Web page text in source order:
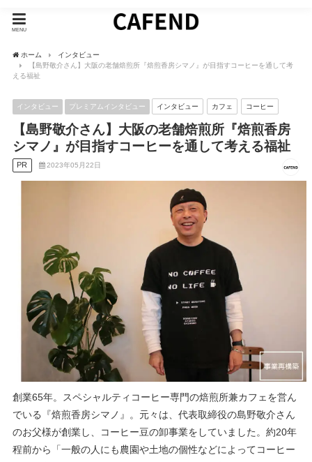
MENU
ホーム
インタビュー
【島野敬介さん】大阪の老舗焙煎所『焙煎香房シマノ』が目指すコーヒーを通して考
える福祉
インタビュー プレミアムインタビュー インタビュー カフェ コーヒー
【島野敬介さん】大阪の老舗焙煎所『焙煎香房
シマノ』が目指すコーヒーを通して考える福祉
PR 2023年05月22日
創業65年。スペシャルティコーヒー専門の焙煎所兼カフェを営ん
でいる『焙煎香房シマノ』。元々は、代表取締役の島野敬介さん
のお父様が創業し、コーヒー豆の卸事業をしていました。約20年
程前から「一般の人にも農園や土地の個性などによってコーヒー